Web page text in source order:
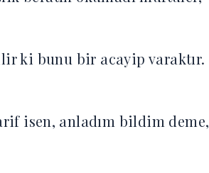
ki bunu bir acayip varaktır.
isen, anladım bildim deme,